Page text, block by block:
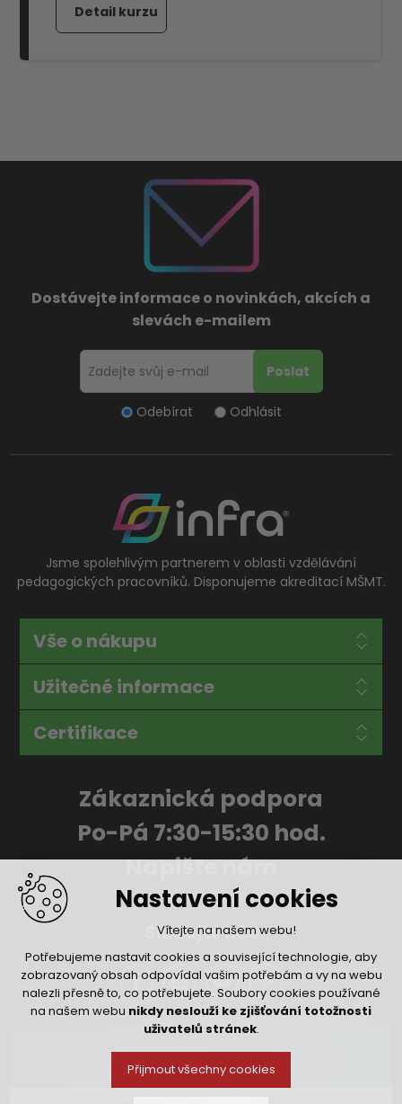
Nastavení cookies
Vítejte na našem webu!
Potřebujeme nastavit cookies a související technologie, aby
zobrazovaný obsah odpovídal vašim potřebám a vy na webu
nalezli přesně to, co potřebujete. Soubory cookies používané
na našem webu nikdy neslouží ke zjišťování totožnosti
uživatelů stránek.
Přijmout všechny cookies
Dostávejte informace o novinkách, akcích a
slevách e-mailem
Odebírat Odhlásit
Jsme spolehlivým partnerem v oblasti vzdělávání
pedagogických pracovníků. Disponujeme akreditací MŠMT.
Vše o nákupu
Užitečné informace
Certifikace
Zákaznická podpora
Po-Pá 7:30-15:30 hod.
Napište nám
Sledujte nás